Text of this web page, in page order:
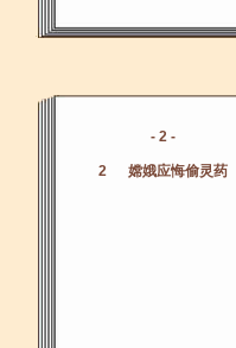
- 2 -
2 嫦娥应悔偷灵药